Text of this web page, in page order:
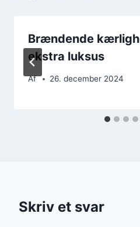
Brændende
ekstra luksus
Af 26. december 2024
Skriv et svar